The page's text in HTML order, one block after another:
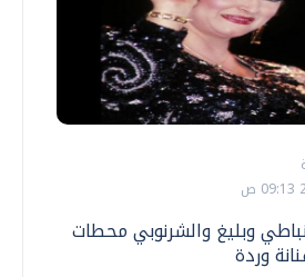
وبليغ والشرنوبي محطات
وردة